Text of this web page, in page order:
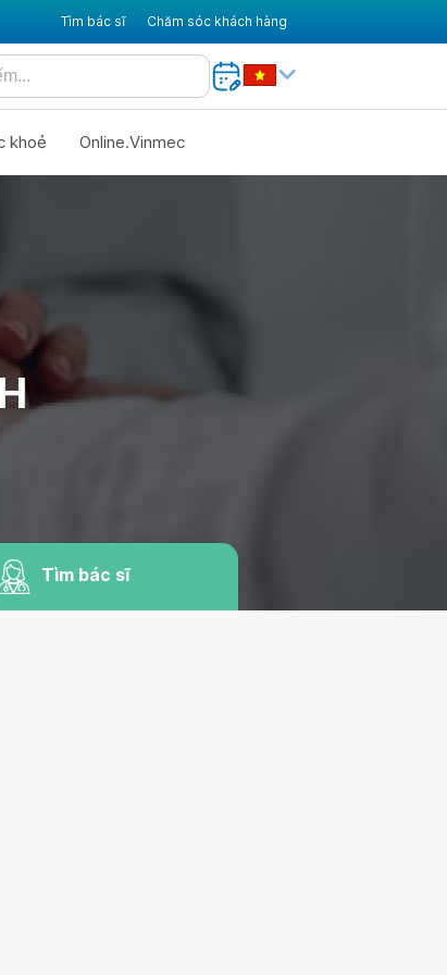
Tìm bác sĩ Chăm sóc khách hàng
khoẻ Online.Vinmec
Tìm bác sĩ